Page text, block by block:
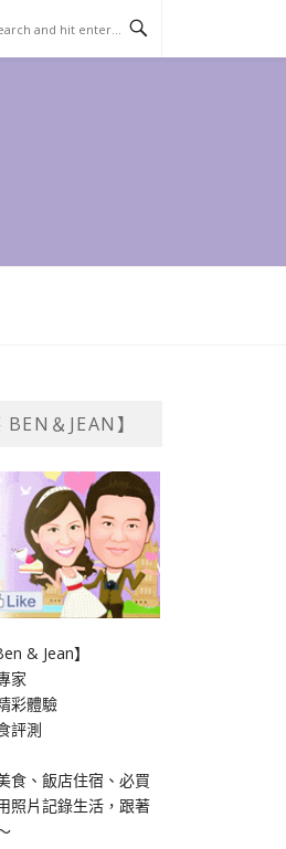
＆JEAN】
& Jean】
家
彩體驗
評測
食、飯店住宿、必買
照片記錄生活，跟著